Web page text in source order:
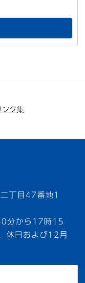
ンク集
丁目47番地1
分から17時15
休日および12月